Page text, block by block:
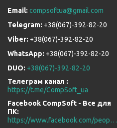
compsoftua@gmail.com
+38(067)-392-82-20
+38(067)-392-82-20
+38(067)-392-82-20
DUO +38(067)-392-82-20
Телеграм канал
https://t.me/CompSoft_ua
Facebook CompSoft - Все для
ПК
https://www.facebook.com/people/CompSoft-Все-для-ПК/61573976796581/